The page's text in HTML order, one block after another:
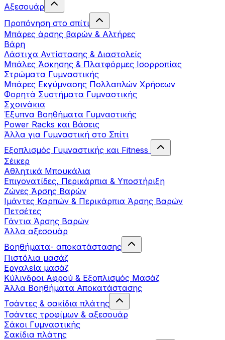
Αξεσουάρ
Προπόνηση στο σπίτι
Μπάρες άρσης βαρών & Αλτήρες
Βάρη
Λάστιχα Αντίστασης & Διαστολείς
Μπάλες Άσκησης & Πλατφόρμες Ισορροπίας
Στρώματα Γυμναστικής
Μπάρες Εκγύμνασης Πολλαπλών Χρήσεων
Φορητά Συστήματα Γυμναστικής
Σχοινάκια
Έξυπνα Βοηθήματα Γυμναστικής
Power Racks και Βάσεις
Άλλα για Γυμναστική στο Σπίτι
Εξοπλισμός Γυμναστικής και Fitness
Σέικερ
Αθλητικά Μπουκάλια
Επιγονατίδες, Περικάρπια & Υποστήριξη
Ζώνες Άρσης Βαρών
Ιμάντες Καρπών & Περικάρπια Άρσης Βαρών
Πετσέτες
Γάντια Άρσης Βαρών
Άλλα αξεσουάρ
Βοηθήματα- αποκατάστασης
Πιστόλια μασάζ
Εργαλεία μασάζ
Κύλινδροι Αφρού & Εξοπλισμός Μασάζ
Άλλα Βοηθήματα Αποκατάστασης
Τσάντες & σακίδια πλάτης
Τσάντες τροφίμων & αξεσουάρ
Σάκοι Γυμναστικής
Σακίδια πλάτης